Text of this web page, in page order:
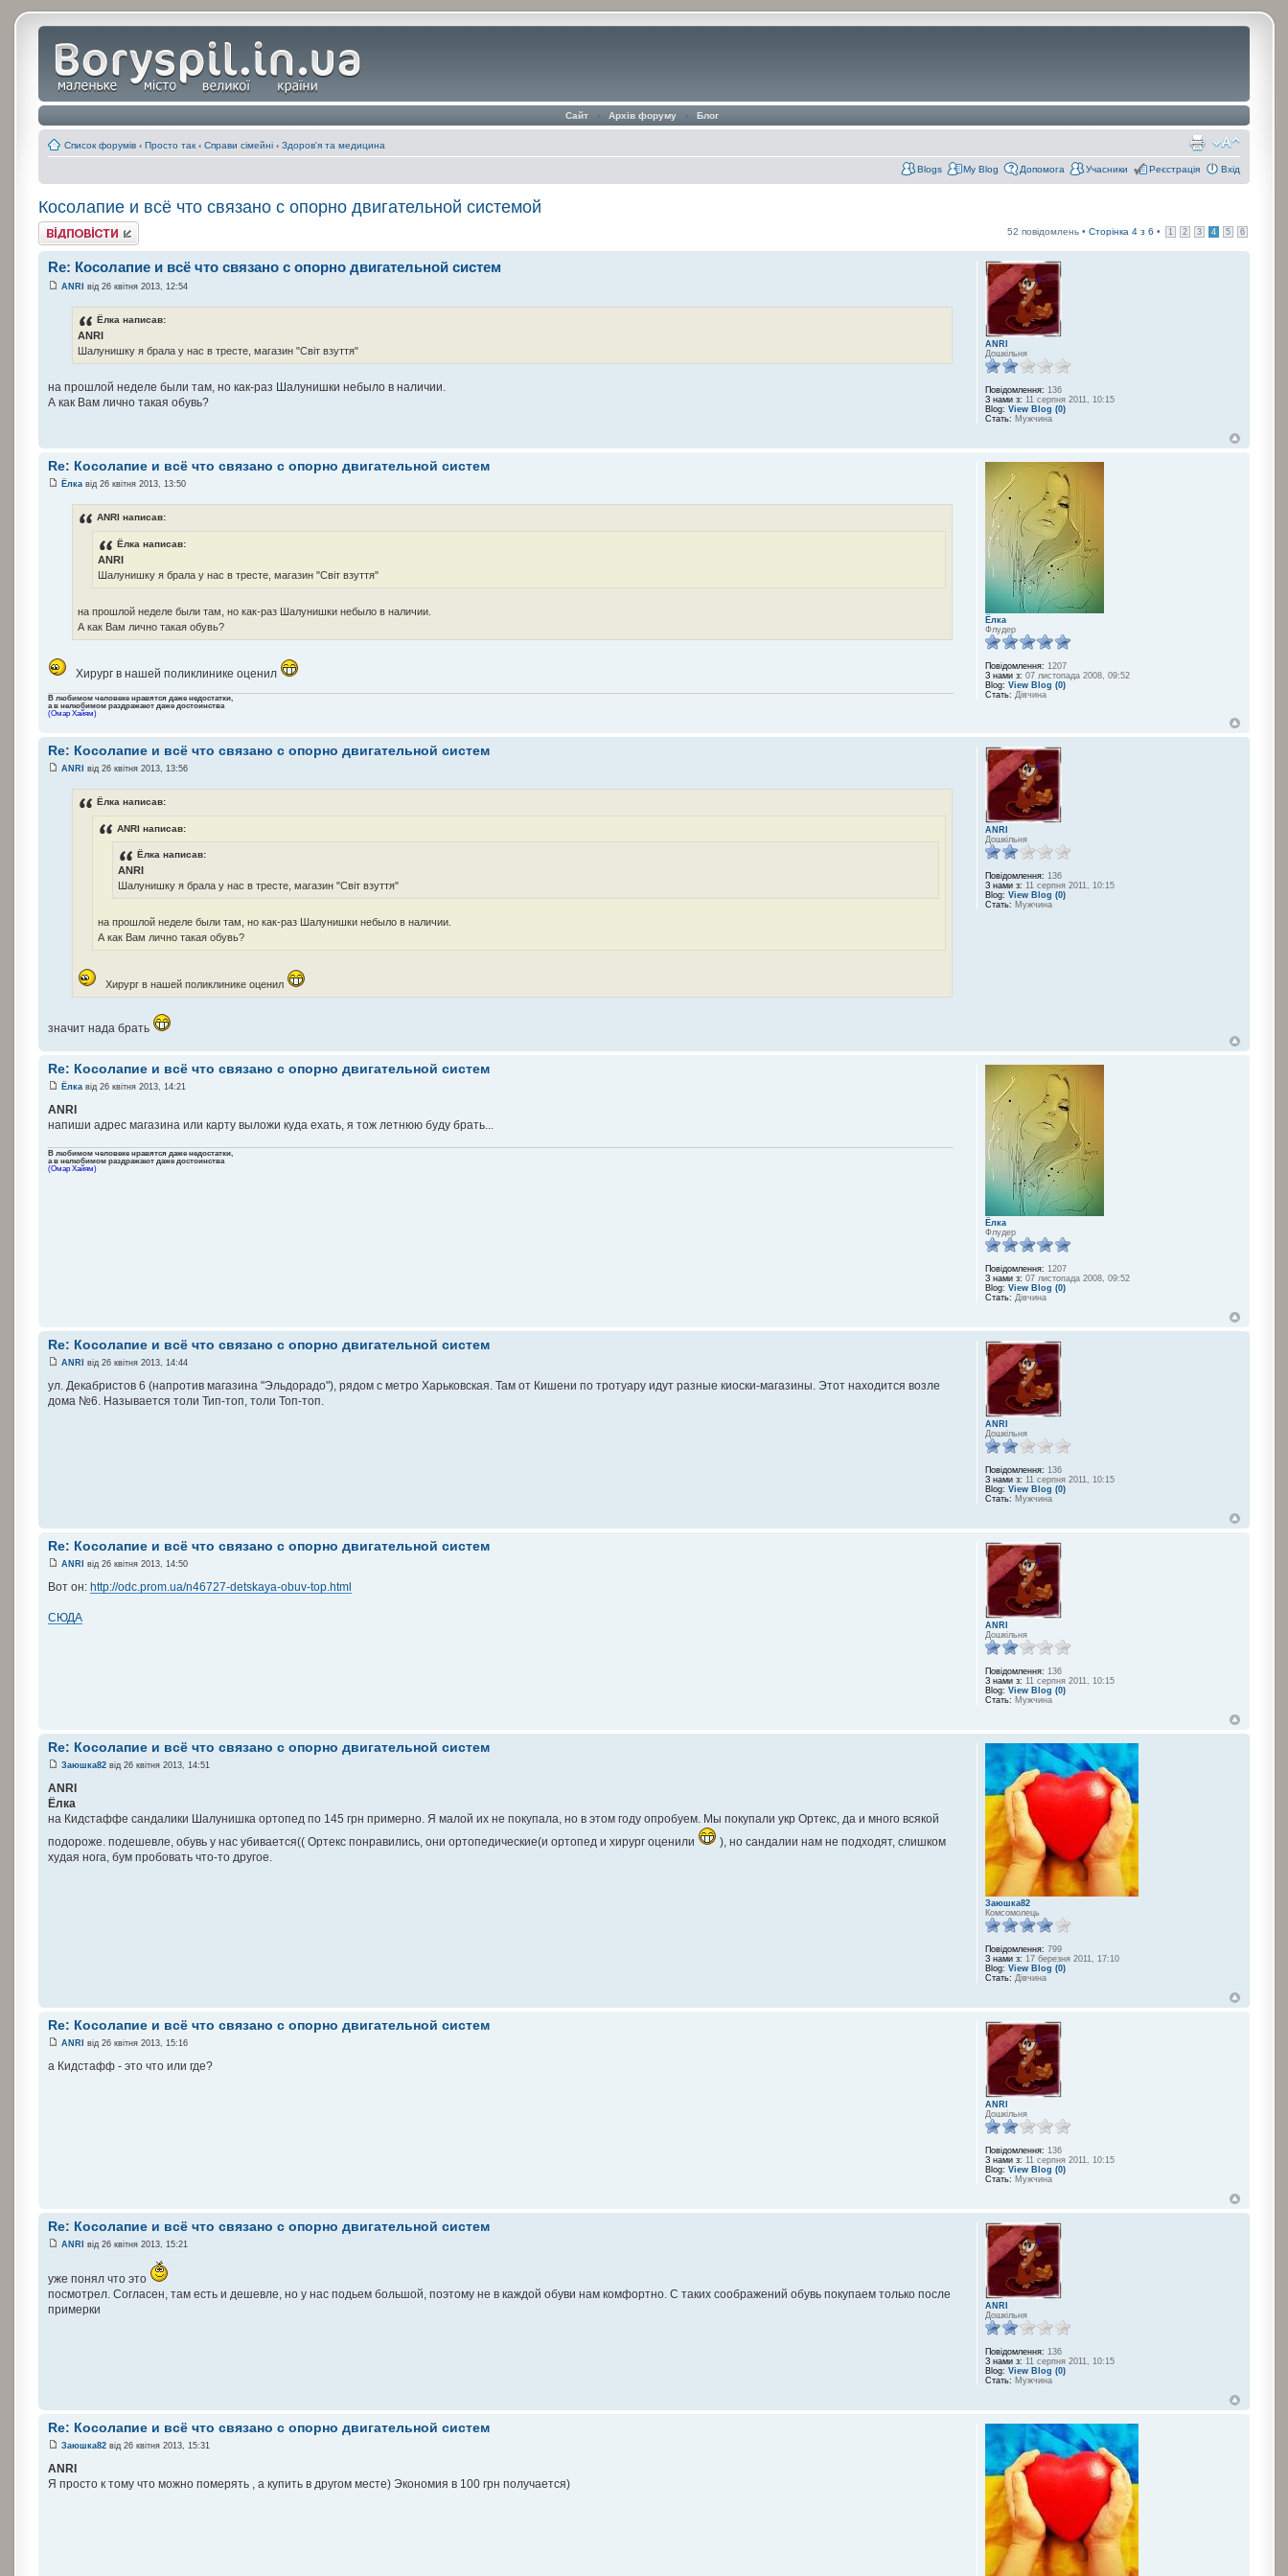
Сайт ‹ Архів форуму ‹ Блог
Список форумів ‹ Просто так ‹ Справи сімейні ‹ Здоров'я та медицина
Blogs My Blog Допомога Учасники Реєстрація Вхід
Косолапие и всё что связано с опорно двигательной системой
Відповісти 52 повідомлень • Сторінка 4з 6 • 1 2 3 4 5 6
Re: Косолапие и всё что связано с опорно двигательной систем
ANRI від 26 квітня 2013, 12:54
Ёлка написав:
ANRI
Шалунишку я брала у нас в тресте, магазин "Світ взуття"
на прошлой неделе были там, но как-раз Шалунишки небыло в наличии.
А как Вам лично такая обувь?
ANRI
Дошкільня
Повідомлення: 136
З нами з: 11 серпня 2011, 10:15
Blog: View Blog (0)
Стать: Мужчина
Re: Косолапие и всё что связано с опорно двигательной систем
Ёлка від 26 квітня 2013, 13:50
ANRI написав:
Ёлка написав:
ANRI
Шалунишку я брала у нас в тресте, магазин "Світ взуття"
на прошлой неделе были там, но как-раз Шалунишки небыло в наличии.
А как Вам лично такая обувь?
Хирург в нашей поликлинике оценил
В любимом человеке нравятся даже недостатки,
а в нелюбимом раздражают даже достоинства
(Омар Хайям)
Ёлка
Флудер
Повідомлення: 1207
З нами з: 07 листопада 2008, 09:52
Blog: View Blog (0)
Стать: Дівчина
Re: Косолапие и всё что связано с опорно двигательной систем
ANRI від 26 квітня 2013, 13:56
Ёлка написав:
ANRI написав:
Ёлка написав:
ANRI
Шалунишку я брала у нас в тресте, магазин "Світ взуття"
на прошлой неделе были там, но как-раз Шалунишки небыло в наличии.
А как Вам лично такая обувь?
Хирург в нашей поликлинике оценил
значит нада брать
ANRI
Дошкільня
Повідомлення: 136
З нами з: 11 серпня 2011, 10:15
Blog: View Blog (0)
Стать: Мужчина
Re: Косолапие и всё что связано с опорно двигательной систем
Ёлка від 26 квітня 2013, 14:21
ANRI
напиши адрес магазина или карту выложи куда ехать, я тож летнюю буду брать...
В любимом человеке нравятся даже недостатки,
а в нелюбимом раздражают даже достоинства
(Омар Хайям)
Ёлка
Флудер
Повідомлення: 1207
З нами з: 07 листопада 2008, 09:52
Blog: View Blog (0)
Стать: Дівчина
Re: Косолапие и всё что связано с опорно двигательной систем
ANRI від 26 квітня 2013, 14:44
ул. Декабристов 6 (напротив магазина "Эльдорадо"), рядом с метро Харьковская. Там от Кишени по тротуару идут разные киоски-магазины. Этот находится возле
дома №6. Называется толи Тип-топ, толи Топ-топ.
ANRI
Дошкільня
Повідомлення: 136
З нами з: 11 серпня 2011, 10:15
Blog: View Blog (0)
Стать: Мужчина
Re: Косолапие и всё что связано с опорно двигательной систем
ANRI від 26 квітня 2013, 14:50
Вот он:http://odc.prom.ua/n46727-detskaya-obuv-top.html
СЮДА
ANRI
Дошкільня
Повідомлення: 136
З нами з: 11 серпня 2011, 10:15
Blog: View Blog (0)
Стать: Мужчина
Re: Косолапие и всё что связано с опорно двигательной систем
Заюшка82 від 26 квітня 2013, 14:51
ANRI
Ёлка
на Кидстаффе сандалики Шалунишка ортопед по 145 грн примерно. Я малой их не покупала, но в этом году опробуем. Мы покупали укр Ортекс, да и много всякой
подороже. подешевле, обувь у нас убивается(( Ортекс понравились, они ортопедические(и ортопед и хирург оценили
), но сандалии нам не подходят, слишком
худая нога, бум пробовать что-то другое.
Заюшка82
Комсомолець
Повідомлення: 799
З нами з: 17 березня 2011, 17:10
Blog: View Blog (0)
Стать: Дівчина
Re: Косолапие и всё что связано с опорно двигательной систем
ANRI від 26 квітня 2013, 15:16
а Кидстафф - это что или где?
ANRI
Дошкільня
Повідомлення: 136
З нами з: 11 серпня 2011, 10:15
Blog: View Blog (0)
Стать: Мужчина
Re: Косолапие и всё что связано с опорно двигательной систем
ANRI від 26 квітня 2013, 15:21
уже понял что это
посмотрел. Согласен, там есть и дешевле, но у нас подьем большой, поэтому не в каждой обуви нам комфортно. С таких соображений обувь покупаем только после
примерки
ANRI
Дошкільня
Повідомлення: 136
З нами з: 11 серпня 2011, 10:15
Blog: View Blog (0)
Стать: Мужчина
Re: Косолапие и всё что связано с опорно двигательной систем
Заюшка82 від 26 квітня 2013, 15:31
ANRI
Я просто к тому что можно померять , а купить в другом месте) Экономия в 100 грн получается)